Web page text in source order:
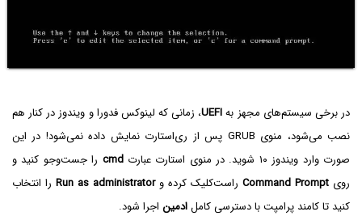
در برخی سیستم‌های مجهز بهUEFI، زمانی که لینوکس فدورا و ویندوز در کنار هم
نصب می‌شود، منوی GRUB پس از ری‌استارت نمایش داده نمی‌شود! در این
صورت وارد ویندوز ۱۰ شوید. در منوی استارت عبارت
cmd‌ را جست‌وجو کنید و
روی Command Prompt‌ راست‌کلیک کرده وRun as administrator‌ را انتخاب
کنید تا کامند پرامپت با دسترسی کاملادمین اجرا شود.